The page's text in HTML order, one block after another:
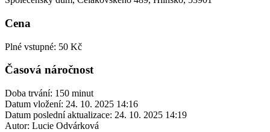
Cena
Plné vstupné: 50 Kč
Časová náročnost
Doba trvání: 150 minut
Datum vložení: 24. 10. 2025 14:16
Datum poslední aktualizace: 24. 10. 2025 14:19
Autor: Lucie Odvárková